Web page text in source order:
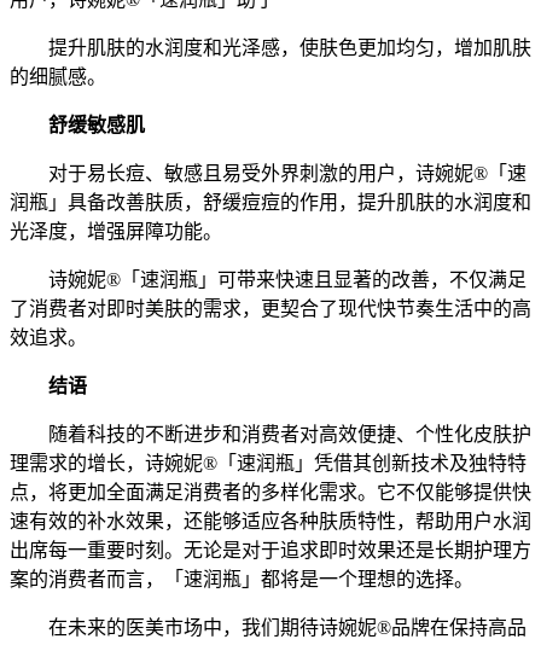
提升肌肤的水润度和光泽感，使肤色更加均匀，增加肌肤
的细腻感。
舒缓敏感肌
对于易长痘、敏感且易受外界刺激的用户，诗婉妮®「速
润瓶」具备改善肤质，舒缓痘痘的作用，提升肌肤的水润度和
光泽度，增强屏障功能。
诗婉妮®「速润瓶」可带来快速且显著的改善，不仅满足
了消费者对即时美肤的需求，更契合了现代快节奏生活中的高
效追求。
结语
随着科技的不断进步和消费者对高效便捷、个性化皮肤护
理需求的增长，诗婉妮®「速润瓶」凭借其创新技术及独特特
点，将更加全面满足消费者的多样化需求。它不仅能够提供快
速有效的补水效果，还能够适应各种肤质特性，帮助用户水润
出席每一重要时刻。无论是对于追求即时效果还是长期护理方
案的消费者而言，「速润瓶」都将是一个理想的选择。
在未来的医美市场中，我们期待诗婉妮®品牌在保持高品